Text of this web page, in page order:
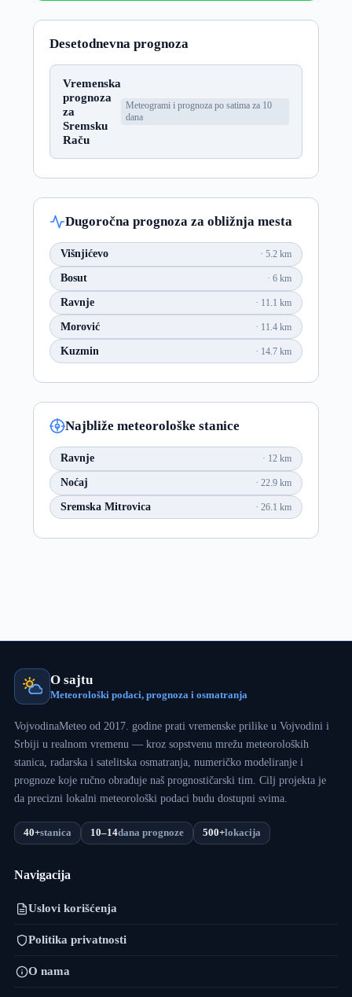
Desetodnevna prognoza
Vremenska
prognoza
za
Sremsku
Raču
Meteogrami i prognoza po satima za 10
dana
Dugoročna prognoza za obližnja mesta
Višnjićevo 5.2 km
Bosut 6 km
Ravnje 11.1 km
Morović 11.4 km
Kuzmin 14.7 km
Najbliže meteorološke stanice
Ravnje 12 km
Noćaj 22.9 km
Sremska Mitrovica 26.1 km
O sajtu
Meteorološki podaci, prognoza i osmatranja
VojvodinaMeteo od 2017. godine prati vremenske prilike u Vojvodini i
Srbiji u realnom vremenu — kroz sopstvenu mrežu meteoroloških
stanica, radarska i satelitska osmatranja, numeričko modeliranje i
prognoze koje ručno obrađuje naš prognostičarski tim. Cilj projekta je
da precizni lokalni meteorološki podaci budu dostupni svima.
40+stanica 10–14dana prognoze 500+lokacija
Navigacija
Uslovi korišćenja
Politika privatnosti
O nama